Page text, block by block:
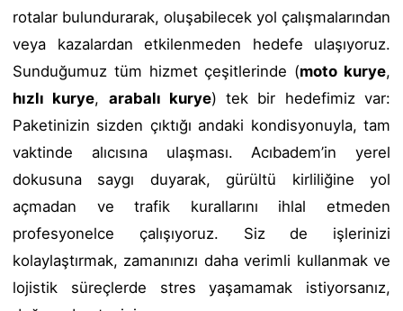
rotalar bulundurarak, oluşabilecek yol çalışmalarından
veya kazalardan etkilenmeden hedefe ulaşıyoruz.
Sunduğumuz tüm hizmet çeşitlerinde (moto kurye,
hızlı kurye, arabalı kurye) tek bir hedefimiz var:
Paketinizin sizden çıktığı andaki kondisyonuyla, tam
vaktinde alıcısına ulaşması. Acıbadem’in yerel
dokusuna saygı duyarak, gürültü kirliliğine yol
açmadan ve trafik kurallarını ihlal etmeden
profesyonelce çalışıyoruz. Siz de işlerinizi
kolaylaştırmak, zamanınızı daha verimli kullanmak ve
lojistik süreçlerde stres yaşamamak istiyorsanız,